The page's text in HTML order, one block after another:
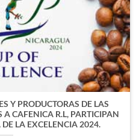
Y PRODUCTORAS DE LAS
CAFENICA R.L, PARTICIPAN
LA EXCELENCIA 2024.